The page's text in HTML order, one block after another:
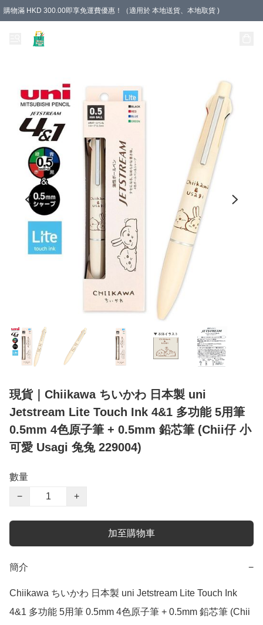
購物滿 HKD 300.00即享免運費優惠！（適用於 本地送貨、本地取貨 )
現貨｜Chiikawa ちいかわ 日本製 uni
Jetstream Lite Touch Ink 4&1 多功能 5用筆
0.5mm 4色原子筆 + 0.5mm 鉛芯筆 (Chii仔 小
可愛 Usagi 兔兔 229004)
數量
−
+
加至購物車
簡介 −
Chiikawa ちいかわ 日本製 uni Jetstream Lite Touch Ink
4&1 多功能 5用筆 0.5mm 4色原子筆 + 0.5mm 鉛芯筆 (Chii